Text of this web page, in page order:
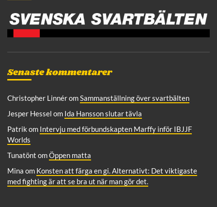
Senaste kommentarer
Christopher LinnéromSammanställning över svartbälten
Jesper Hessel om Ida Hansson slutar tävla
Patrik om Intervju med förbundskapten Marffy inför IBJJF
Worlds
Tunatönt omÖppen matta
Mina om Konsten att färga en gi. Alternativt: Det viktigaste
med fighting är att se bra ut när man gör det.